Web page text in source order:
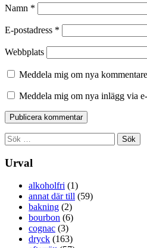
Namn *
E-postadress *
Webbplats
Meddela mig om nya
Meddela mig om nya inlägg via
Sök
efter:
Urval
alkoholfri (1)
annat där till (59)
bakning (2)
bourbon (6)
cognac (3)
dryck (163)